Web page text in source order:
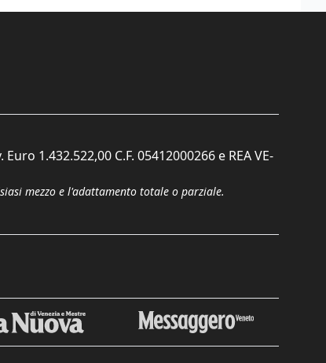
1.432.522,00 C.F. 05412000266 e REA VE-
mezzo e l'adattamento totale o parziale.